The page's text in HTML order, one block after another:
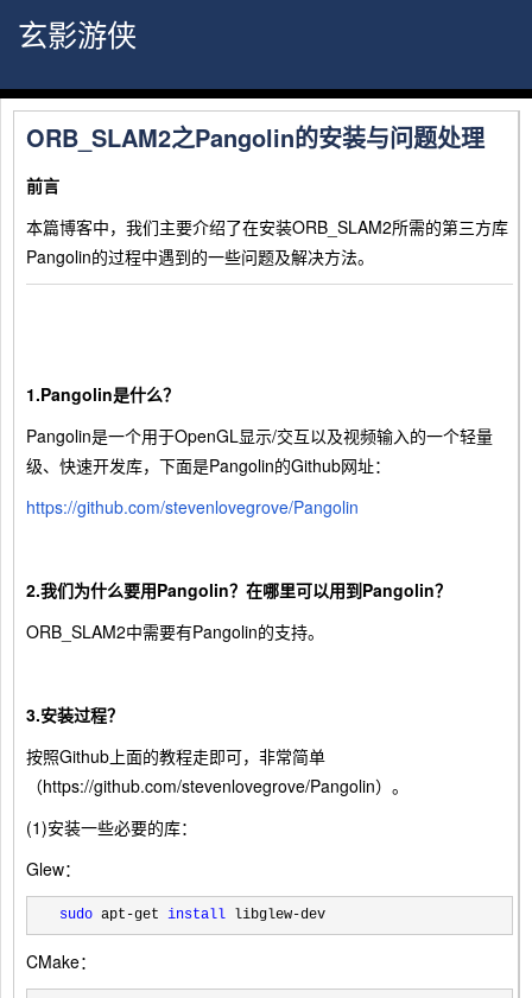
玄影游侠
ORB_SLAM2之Pangolin的安装与问题处理
前言
本篇博客中，我们主要介绍了在安装ORB_SLAM2所需的第三方库
Pangolin的过程中遇到的一些问题及解决方法。
1.Pangolin是什么？
Pangolin是一个用于OpenGL显示/交互以及视频输入的一个轻量
级、快速开发库，下面是Pangolin的Github网址：
https://github.com/stevenlovegrove/Pangolin
2.我们为什么要用Pangolin？在哪里可以用到Pangolin？
ORB_SLAM2中需要有Pangolin的支持。
3.安装过程？
按照Github上面的教程走即可，非常简单
（https://github.com/stevenlovegrove/Pangolin）。
(1)安装一些必要的库：
Glew：
sudo apt-get install libglew-dev
CMake：